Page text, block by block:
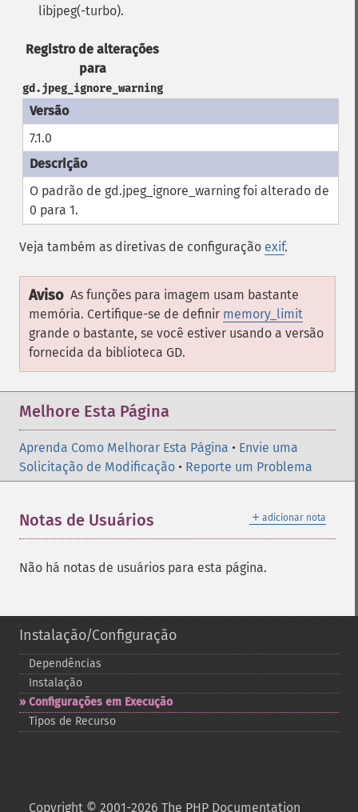
libjpeg(-turbo).
Registro de alterações
para
gd.jpeg_ignore_warning
7.1.0
O padrão de gd.jpeg_ignore_warning foi alterado de
0 para 1.
Veja também as diretivas de configuração exif.
Aviso As funções para imagem usam bastante
memória. Certifique-se de definir memory_limit
grande o bastante, se você estiver usando a versão
fornecida da biblioteca GD.
Melhore Esta Página
Aprenda Como Melhorar Esta Página • Envie uma
Solicitação de Modificação • Reporte um Problema
＋ adicionar nota
Notas de Usuários
Não há notas de usuários para esta página.
Instalação/Configuração
Dependências
Instalação
Configurações em Execução
Tipos de Recurso
Copyright © 2001-2026 The PHP Documentation